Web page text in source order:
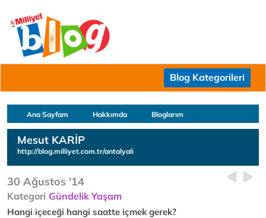
Blog Kategorileri
Ana Sayfam Hakkımda Bloglarım
Mesut KARİP
http://blog.milliyet.com.tr/antalyali
30 Ağustos '14
Kategori Gündelik Yaşam
Hangi içeceği hangi saatte içmek gerek?